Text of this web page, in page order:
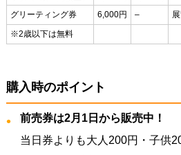
グリーティング券
6,000円 –
※2歳以下は無料
購入時のポイント
前売券は2月1日から販売中！
当日券よりも大人200円・子供